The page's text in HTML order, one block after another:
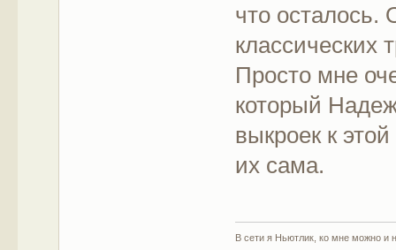
что осталось.
классических
Просто мне
который
выкроек к
их сама.
В сети я Ньютлик, ко мне можно и